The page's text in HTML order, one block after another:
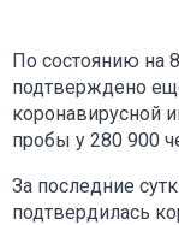
По состоянию на
подтверждено
коронавирусной
пробы у 280 900
За последние
подтвердилась